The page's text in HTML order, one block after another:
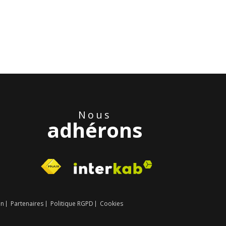
Nous
adhérons
Partenaires Politique RGPD Cookies